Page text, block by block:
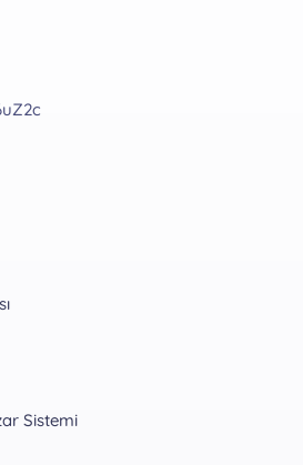
Sistemi